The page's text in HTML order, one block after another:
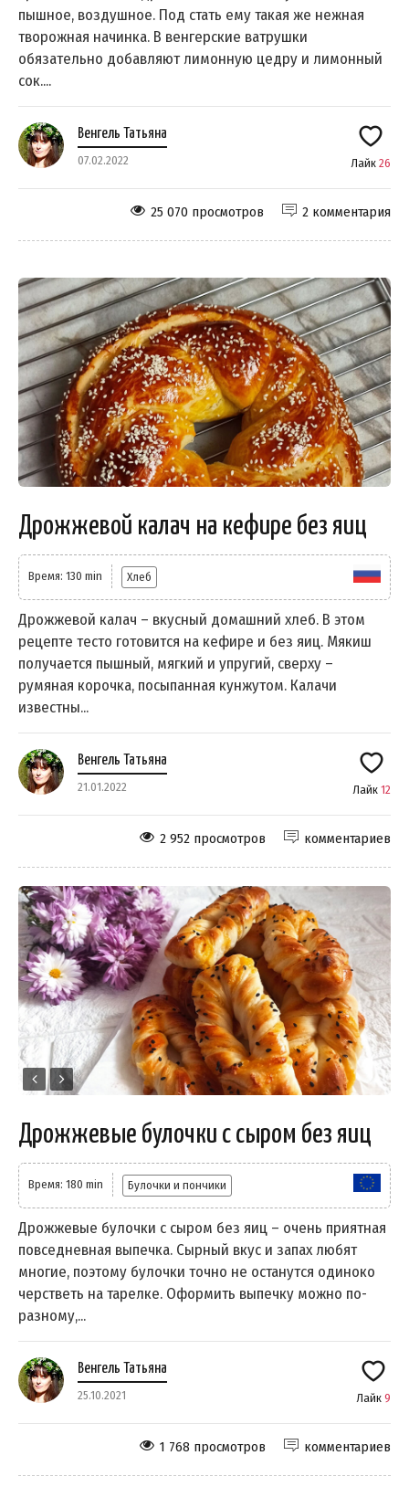
пышное, воздушное. Под стать ему такая же нежная
творожная начинка. В венгерские ватрушки
обязательно добавляют лимонную цедру и лимонный
сок....
Венгель Татьяна
07.02.2022 Лайк 26
2 комментария
25 070 просмотров
Дрожжевой калач на кефире без яиц
Время: 130 min Хлеб
Дрожжевой калач – вкусный домашний хлеб. В этом
рецепте тесто готовится на кефире и без яиц. Мякиш
получается пышный, мягкий и упругий, сверху –
румяная корочка, посыпанная кунжутом. Калачи
известны...
Венгель Татьяна
21.01.2022 Лайк 12
комментариев
2 952 просмотров
Дрожжевые булочки с сыром без яиц
Время: 180 min Булочки и пончики
Дрожжевые булочки с сыром без яиц – очень приятная
повседневная выпечка. Сырный вкус и запах любят
многие, поэтому булочки точно не останутся одиноко
черстветь на тарелке. Оформить выпечку можно по-
разному,...
Венгель Татьяна
25.10.2021 Лайк 9
комментариев
1 768 просмотров